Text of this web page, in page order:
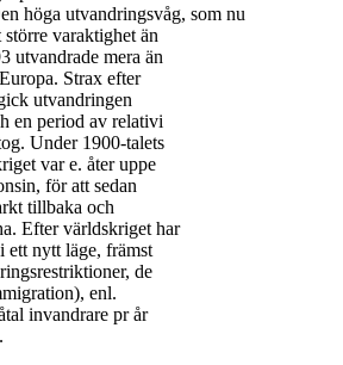
höga utvandringsvåg, som nu
varaktighet än
utvandrade mera än
Strax efter
utvandringen
en period av relativi
Under 1900-talets
var e. åter uppe
för att sedan
tillbaka och
Efter världskriget har
ett nytt läge, främst
de
enl.
invandrare pr år